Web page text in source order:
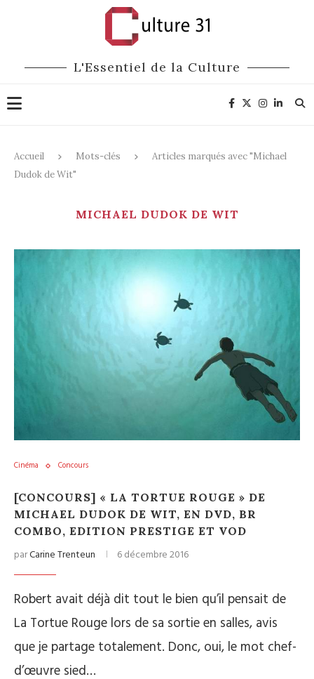
L'Essentiel de la Culture
Accueil Mots-clés
Articles marqués avec "Michael
Dudok de Wit"
MICHAEL DUDOK DE WIT
Cinéma Concours
[CONCOURS] « LA TORTUE ROUGE » DE
MICHAEL DUDOK DE WIT, EN DVD, BR
COMBO, EDITION PRESTIGE ET VOD
parCarine Trenteun 6 décembre 2016
Robert avait déjà dit tout le bien qu’il pensait de
La Tortue Rouge lors de sa sortie en salles, avis
que je partage totalement. Donc, oui, le mot chef-
d’œuvre sied…